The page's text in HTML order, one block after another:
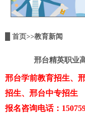
首页>>教育新闻
邢台精英职业
邢台学前教育招生、
招生、邢台中专招生
报名咨询电话：